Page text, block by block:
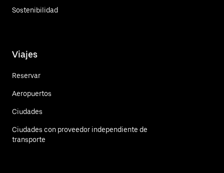
Sostenibilidad
Viajes
Reservar
Aeropuertos
Ciudades
Ciudades con proveedor independiente de
transporte